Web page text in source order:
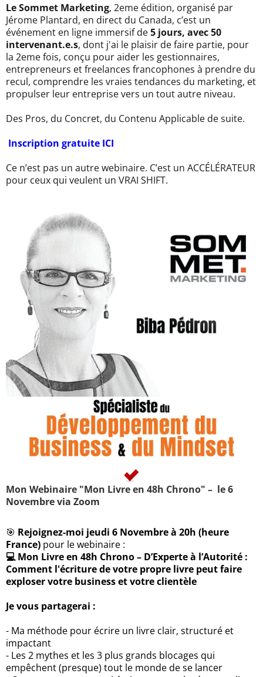
Le Sommet Marketing, 2eme édition, organisé par
Jérome Plantard, en direct du Canada, c’est un
événement en ligne immersif de5 jours, avec 50
intervenant.e.s, dont j'ai le plaisir de faire partie, pour
la 2eme fois, conçu pour aider les gestionnaires,
entrepreneurs et freelances francophones à prendre du
recul, comprendre les vraies tendances du marketing, et
propulser leur entreprise vers un tout autre niveau.
Des Pros, du Concret, du Contenu Applicable de suite.
Inscription gratuite ICI
Ce n’est pas un autre webinaire. C’est un ACCÉLÉRATEUR
pour ceux qui veulent un VRAI SHIFT.
Mon Webinaire "Mon Livre en 48h Chrono" – le 6
Novembre via Zoom
🎯 Rejoignez-moi jeudi 6 Novembre à 20h (heure
France) pour le webinaire :
💻 Mon Livre en 48h Chrono – D’Experte à l’Autorité :
Comment l'écriture de votre propre livre peut faire
exploser votre business et votre clientèle
Je vous partagerai :
- Ma méthode pour écrire un livre clair, structuré et
impactant
- Les 2 mythes et les 3 plus grands blocages qui
empêchent (presque) tout le monde de se lancer